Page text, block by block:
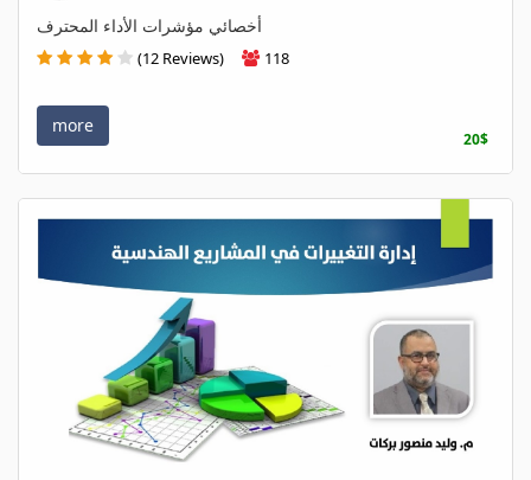
أخصائي مؤشرات الأداء المحترف
(12 Reviews) 118
more
20$